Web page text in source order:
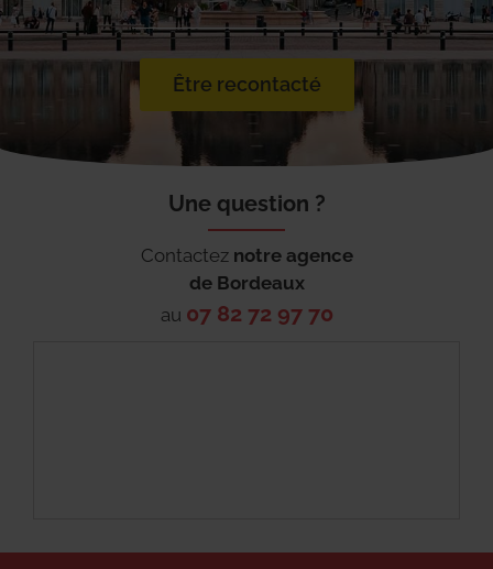
Être recontacté
Une question ?
Contactez notre agence
de Bordeaux
au 07 82 72 97 70